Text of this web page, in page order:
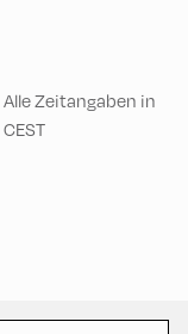
Alle Zeitangaben in
CEST